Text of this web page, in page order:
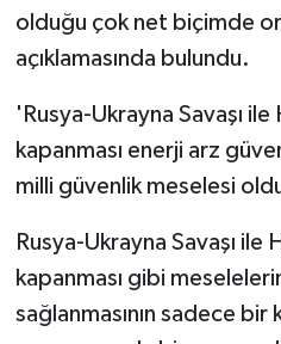
olduğu çok net biçimde
açıklamasında bulundu.
'Rusya-Ukrayna Savaşı ile
kapanması enerji arz
milli güvenlik meselesi
Rusya-Ukrayna Savaşı ile
kapanması gibi
sağlanmasının sadece bir